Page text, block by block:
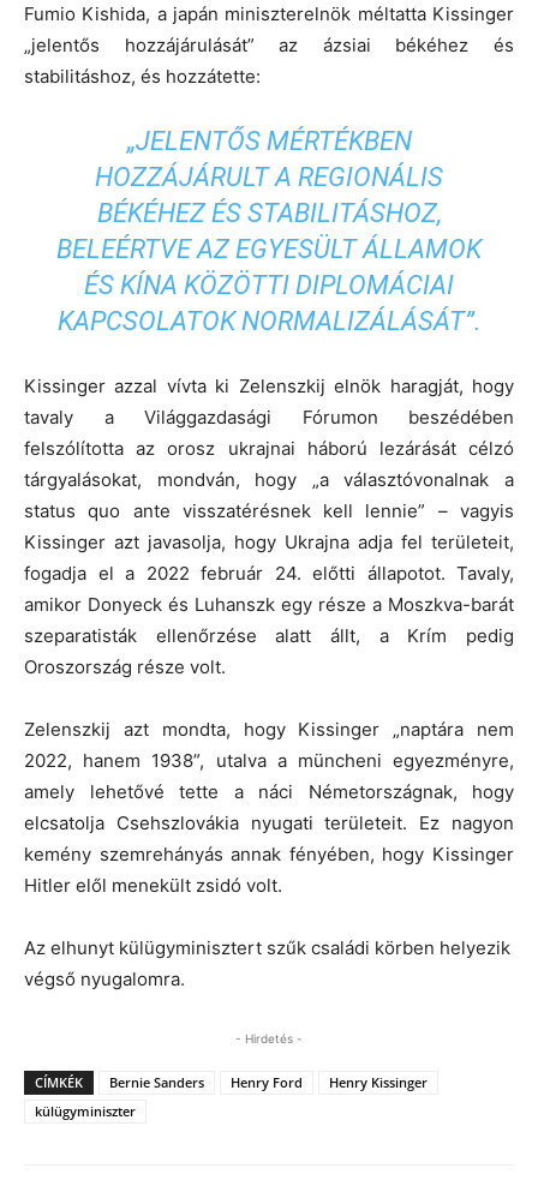
Fumio Kishida, a japán miniszterelnök méltatta Kissinger
„jelentős hozzájárulását” az ázsiai békéhez és
stabilitáshoz, és hozzátette:
„JELENTŐS MÉRTÉKBEN
HOZZÁJÁRULT A REGIONÁLIS
BÉKÉHEZ ÉS STABILITÁSHOZ,
BELEÉRTVE AZ EGYESÜLT ÁLLAMOK
ÉS KÍNA KÖZÖTTI DIPLOMÁCIAI
KAPCSOLATOK NORMALIZÁLÁSÁT”.
Kissinger azzal vívta ki Zelenszkij elnök haragját, hogy
tavaly a Világgazdasági Fórumon beszédében
felszólította az orosz ukrajnai háború lezárását célzó
tárgyalásokat, mondván, hogy „a választóvonalnak a
status quo ante visszatérésnek kell lennie” – vagyis
Kissinger azt javasolja, hogy Ukrajna adja fel területeit,
fogadja el a 2022 február 24. előtti állapotot. Tavaly,
amikor Donyeck és Luhanszk egy része a Moszkva-barát
szeparatisták ellenőrzése alatt állt, a Krím pedig
Oroszország része volt.
Zelenszkij azt mondta, hogy Kissinger „naptára nem
2022, hanem 1938”, utalva a müncheni egyezményre,
amely lehetővé tette a náci Németországnak, hogy
elcsatolja Csehszlovákia nyugati területeit. Ez nagyon
kemény szemrehányás annak fényében, hogy Kissinger
Hitler elől menekült zsidó volt.
Az elhunyt külügyminisztert szűk családi körben helyezik
végső nyugalomra.
- Hirdetés -
CÍMKÉK Bernie Sanders Henry Ford
Henry Kissinger
külügyminiszter